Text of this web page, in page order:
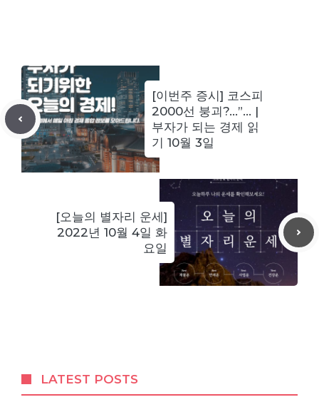
[이번주 증시] 코스피
2000선 붕괴?…”… |
부자가 되는 경제 읽
기 10월 3일
[오늘의 별자리 운세]
2022년 10월 4일 화
요일
LATEST POSTS